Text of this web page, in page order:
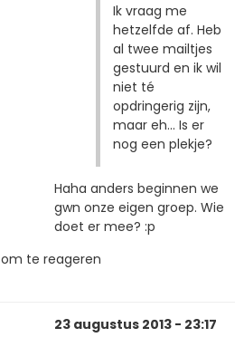
Ik vraag me
hetzelfde af. Heb
al twee mailtjes
gestuurd en ik wil
niet té
opdringerig zijn,
maar eh... Is er
nog een plekje?
Haha anders beginnen we
gwn onze eigen groep. Wie
doet er mee? :p
om te reageren
23 augustus 2013 - 23:17